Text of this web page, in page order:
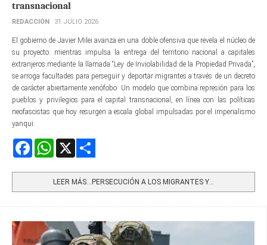
transnacional
REDACCIÓN 31 JULIO 2026
El gobierno de Javier Milei avanza en una doble ofensiva que revela el núcleo de
su proyecto: mientras impulsa la entrega del territorio nacional a capitales
extranjeros mediante la llamada “Ley de Inviolabilidad de la Propiedad Privada”,
se arroga facultades para perseguir y deportar migrantes a través de un decreto
de carácter abiertamente xenófobo. Un modelo que combina represión para los
pueblos y privilegios para el capital transnacional, en línea con las políticas
neofascistas que hoy resurgen a escala global impulsadas por el imperialismo
yanqui.
FacebookWhatsApp
LEER MÁS…PERSECUCIÓN A LOS MIGRANTES Y...